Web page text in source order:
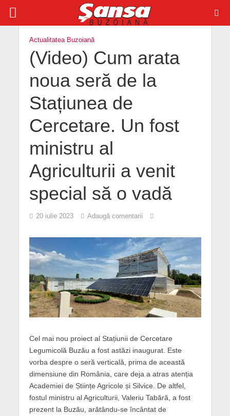
Actualitatea Buzoiană
(Video) Cum arata
noua seră de la
Stațiunea de
Cercetare. Un fost
ministru al
Agriculturii a venit
special să o vadă
20 iulie 2023 Adaugă comentarii
Cel mai nou proiect al Stațiunii de Cercetare
Legumicolă Buzău a fost astăzi inaugurat. Este
vorba despre o seră verticală, prima de această
dimensiune din România, care deja a atras atenția
Academiei de Științe Agricole și Silvice. De altfel,
fostul ministru al Agriculturii, Valeriu Tabără, a fost
prezent la Buzău, arătându-se încântat de